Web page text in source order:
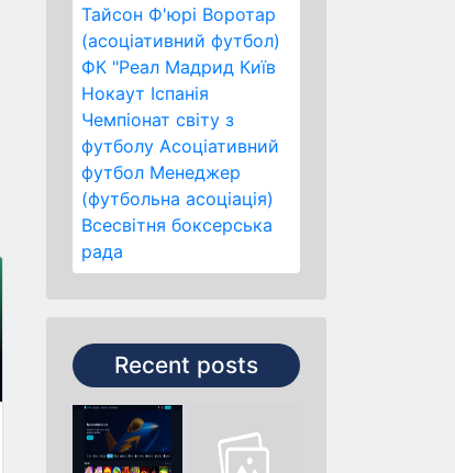
Тайсон Ф'юрі Воротар
(асоціативний футбол)
ФК "Реал Мадрид Київ
Нокаут Іспанія
Чемпіонат світу з
футболу Асоціативний
футбол Менеджер
(футбольна асоціація)
Всесвітня боксерська
рада
Recent posts